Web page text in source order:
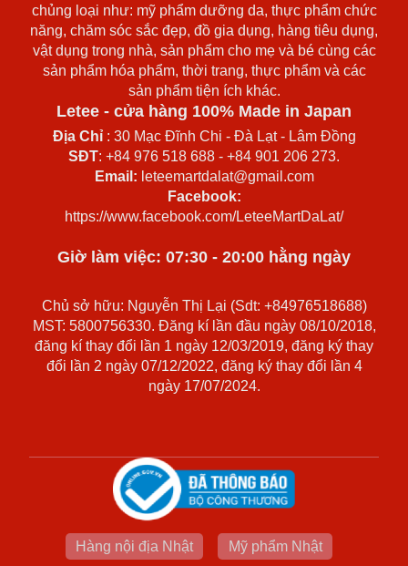
chủng loại như: mỹ phẩm dưỡng da, thực phẩm chức
năng, chăm sóc sắc đẹp, đồ gia dụng, hàng tiêu dụng,
vật dụng trong nhà, sản phẩm cho mẹ và bé cùng các
sản phẩm hóa phẩm, thời trang, thực phẩm và các
sản phẩm tiện ích khác.
Letee - cửa hàng 100% Made in Japan
Địa Chỉ: 30 Mạc Đĩnh Chi - Đà Lạt - Lâm Đồng
SĐT: +84 976 518 688 - +84 901 206 273.
Email: leteemartdalat@gmail.com
Facebook:
https://www.facebook.com/LeteeMartDaLat/
Giờ làm việc: 07:30 - 20:00 hằng ngày
Chủ sở hữu: Nguyễn Thị Lại (Sdt: +84976518688)
MST: 5800756330. Đăng kí lần đầu ngày 08/10/2018,
đăng kí thay đổi lần 1 ngày 12/03/2019, đăng ký thay
đổi lần 2 ngày 07/12/2022, đăng ký thay đổi lần 4
ngày 17/07/2024.
Hàng nội địa Nhật Mỹ phẩm Nhật